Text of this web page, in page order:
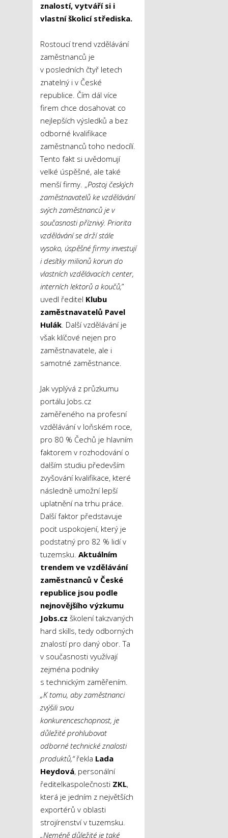
znalostí, vytváří si i
vlastní školicí střediska.
Rostoucí trend vzdělávání
zaměstnanců je
v posledních čtyř letech
znatelný i v České
republice. Čím dál více
firem chce dosahovat co
nejlepších výsledků a bez
odborné kvalifikace
zaměstnanců toho nedocílí.
Tento fakt si uvědomují
velké úspěšné, ale také
menší firmy. „Postoj českých
zaměstnavatelů ke vzdělávání
svých zaměstnanců je v
současnosti příznivý. Priorita
vzdělávání se drží stále
vysoko, úspěšné firmy investují
i desítky milionů korun do
vlastních vzdělávacích center,
interních lektorů a koučů,”
uvedl ředitel Klubu
zaměstnavatelů Pavel
Hulák. Další vzdělávání je
však klíčové nejen pro
zaměstnavatele, ale i
samotné zaměstnance.
Jak vyplývá z průzkumu
portálu Jobs.cz
zaměřeného na profesní
vzdělávání v loňském roce,
pro 80 % Čechů je hlavním
faktorem v rozhodování o
dalším studiu především
zvyšování kvalifikace, které
následně umožní lepší
uplatnění na trhu práce.
Další faktor představuje
pocit uspokojení, který je
podstatný pro 82 % lidí v
tuzemsku. Aktuálním
trendem ve vzdělávání
zaměstnanců v České
republice jsou podle
nejnovějšího výzkumu
Jobs.cz školení takzvaných
hard skills, tedy odborných
znalostí pro daný obor. Ta
v současnosti využívají
zejména podniky
s technickým zaměřením.
„K tomu, aby zaměstnanci
zvýšili svou
konkurenceschopnost, je
důležité prohlubovat
odborné technické znalosti
produktů,“řekla Lada
Heydová, personální
ředitelkaspolečnosti ZKL,
která je jedním z největších
exportérů v oblasti
strojírenství v tuzemsku.
„Neméně důležité je také